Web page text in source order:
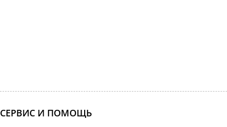
СЕРВИС И ПОМОЩЬ